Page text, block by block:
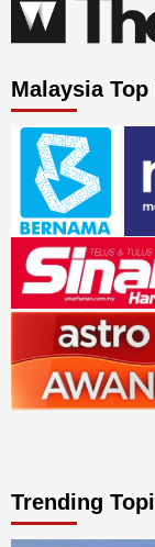
Malaysia Top
Trending